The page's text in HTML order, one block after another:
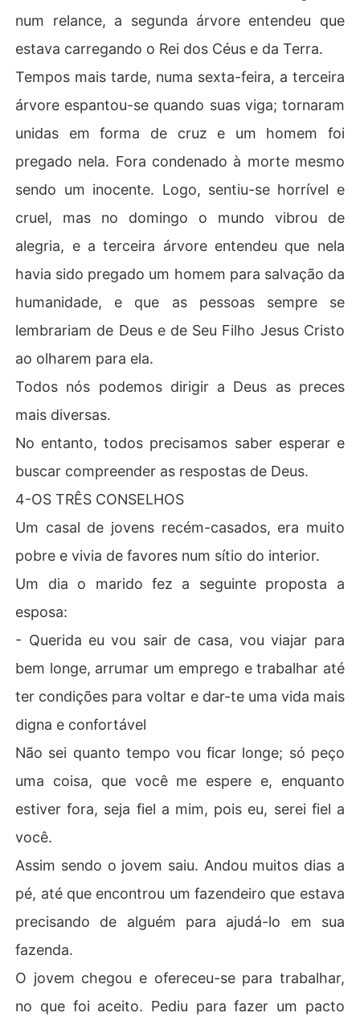
num relance, a segunda árvore entendeu que
estava carregando o Rei dos Céus e da Terra.
Tempos mais tarde, numa sexta-feira, a terceira
árvore espantou-se quando suas viga; tornaram
unidas em forma de cruz e um homem foi
pregado nela. Fora condenado à morte mesmo
sendo um inocente. Logo, sentiu-se horrível e
cruel, mas no domingo o mundo vibrou de
alegria, e a terceira árvore entendeu que nela
havia sido pregado um homem para salvação da
humanidade, e que as pessoas sempre se
lembrariam de Deus e de Seu Filho Jesus Cristo
ao olharem para ela.
Todos nós podemos dirigir a Deus as preces
mais diversas.
No entanto, todos precisamos saber esperar e
buscar compreender as respostas de Deus.
4-OS TRÊS CONSELHOS
Um casal de jovens recém-casados, era muito
pobre e vivia de favores num sítio do interior.
Um dia o marido fez a seguinte proposta a
esposa:
- Querida eu vou sair de casa, vou viajar para
bem longe, arrumar um emprego e trabalhar até
ter condições para voltar e dar-te uma vida mais
digna e confortável
Não sei quanto tempo vou ficar longe; só peço
uma coisa, que você me espere e, enquanto
estiver fora, seja fiel a mim, pois eu, serei fiel a
você.
Assim sendo o jovem saiu. Andou muitos dias a
pé, até que encontrou um fazendeiro que estava
precisando de alguém para ajudá-lo em sua
fazenda.
O jovem chegou e ofereceu-se para trabalhar,
no que foi aceito. Pediu para fazer um pacto